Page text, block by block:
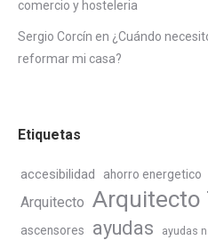
comercio y hosteleria
Sergio Corcín en ¿Cuándo
reformar mi casa?
Etiquetas
accesibilidad ahorro energetico
Arquitecto Arquitecto
ascensores ayudas ayudas